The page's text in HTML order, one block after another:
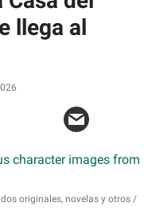
llega al
originales, novelas y otros